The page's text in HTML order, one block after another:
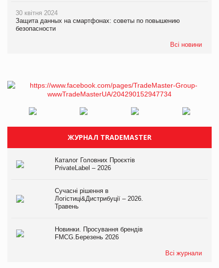
30 квітня 2024
Защита данных на смартфонах: советы по повышению
безопасности
Всі новини
ЖУРНАЛ TRADEMASTER
Каталог Головних Проєктів
PrivateLabel – 2026
Сучасні рішення в
Логістиці&Дистрибуції – 2026.
Травень
Новинки. Просування брендів
FMCG.Березень 2026
Всі журнали